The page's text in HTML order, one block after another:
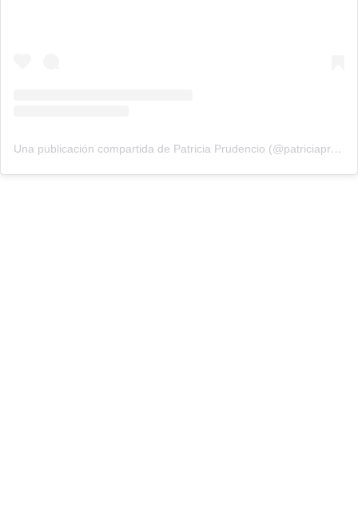
Una publicación compartida de Patricia Prudencio (@patriciaprudencio98)